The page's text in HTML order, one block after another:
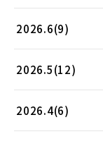
2026.6(9)
2026.5(12)
2026.4(6)